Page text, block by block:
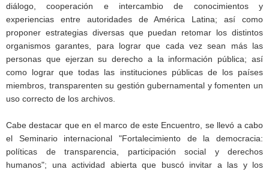
diálogo, cooperación e intercambio de conocimientos y
experiencias entre autoridades de América Latina; así como
proponer estrategias diversas que puedan retomar los distintos
organismos garantes, para lograr que cada vez sean más las
personas que ejerzan su derecho a la información pública; así
como lograr que todas las instituciones públicas de los países
miembros, transparenten su gestión gubernamental y fomenten un
uso correcto de los archivos.
Cabe destacar que en el marco de este Encuentro, se llevó a cabo
el Seminario internacional "Fortalecimiento de la democracia:
políticas de transparencia, participación social y derechos
humanos"; una actividad abierta que buscó invitar a las y los